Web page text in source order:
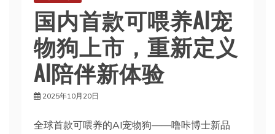
国内首款可喂养AI宠
物狗上市，重新定义
AI陪伴新体验
2025年10月20日
全球首款可喂养的AI宠物狗——噜咔博士新品